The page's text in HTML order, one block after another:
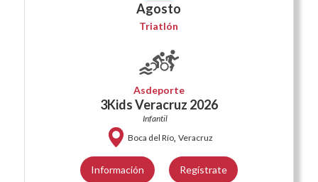
Agosto
Triatlón
Asdeporte
3Kids Veracruz 2026
Infantil
Boca del Río, Veracruz
Información Regístrate